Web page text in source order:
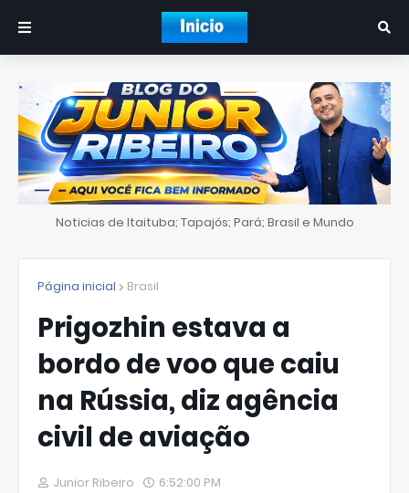
Noticias de Itaituba; Tapajós; Pará; Brasil e Mundo
Página inicial Brasil
Prigozhin estava a
bordo de voo que caiu
na Rússia, diz agência
civil de aviação
Junior Ribeiro 6:52:00 PM